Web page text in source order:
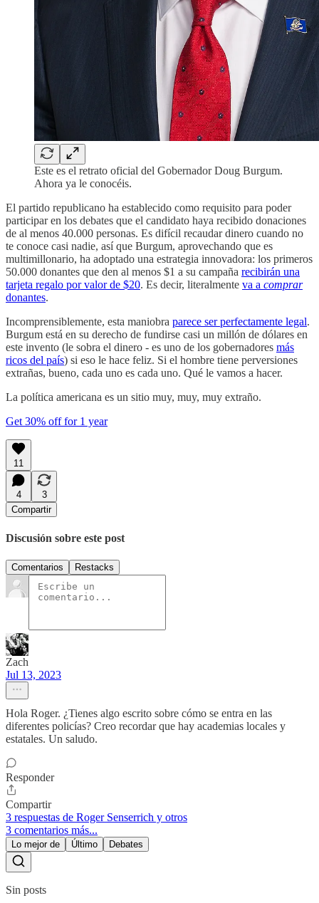
Este es el retrato oficial del Gobernador Doug Burgum.
Ahora ya le conocéis.
El partido republicano ha establecido como requisito para poder
participar en los debates que el candidato haya recibido donaciones
de al menos 40.000 personas. Es difícil recaudar dinero cuando no
te conoce casi nadie, así que Burgum, aprovechando que es
multimillonario, ha adoptado una estrategia innovadora: los primeros
50.000 donantes que den al menos $1 a su campaña recibirán una
tarjeta regalo por valor de $20. Es decir, literalmente va a comprar
donantes.
Incomprensiblemente, esta maniobra parece ser perfectamente legal.
Burgum está en su derecho de fundirse casi un millón de dólares en
este invento (le sobra el dinero - es uno de los gobernadores más
ricos del país) si eso le hace feliz. Si el hombre tiene perversiones
extrañas, bueno, cada uno es cada uno. Qué le vamos a hacer.
La política americana es un sitio muy, muy, muy extraño.
Get 30% off for 1 year
11
4
3
Compartir
Discusión sobre este post
Comentarios Restacks
Zach
Jul 13, 2023
Hola Roger. ¿Tienes algo escrito sobre cómo se entra en las
diferentes policías? Creo recordar que hay academias locales y
estatales. Un saludo.
Responder
Compartir
3 respuestas de Roger Senserrich y otros
3 comentarios más...
Lo mejor de Último Debates
Sin posts